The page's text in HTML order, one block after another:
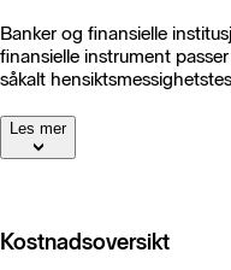
Banker og finansielle
finansielle instrument
såkalt
Les mer
Kostnadsoversikt